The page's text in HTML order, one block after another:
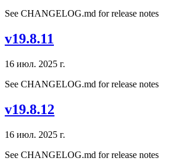
See CHANGELOG.md for release notes
v19.8.11
16 июл. 2025 г.
See CHANGELOG.md for release notes
v19.8.12
16 июл. 2025 г.
See CHANGELOG.md for release notes